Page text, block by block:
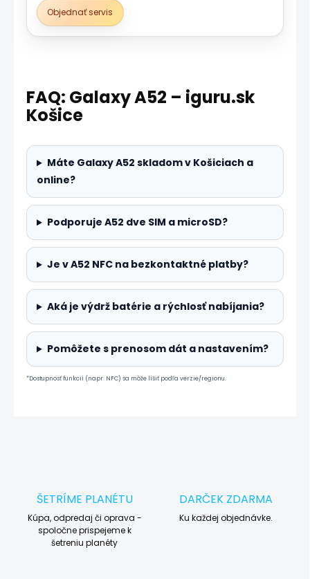
Objednať servis
FAQ: Galaxy A52 – iguru.sk
Košice
Máte Galaxy A52 skladom v Košiciach a
online?
Podporuje A52 dve SIM a microSD?
Je v A52 NFC na bezkontaktné platby?
Aká je výdrž batérie a rýchlosť nabíjania?
Pomôžete s prenosom dát a nastavením?
*Dostupnosť funkcií (napr. NFC) sa môže líšiť podľa verzie/regionu.
ŠETRÍME PLANÉTU
Kúpa, odpredaj či oprava -
spoločne prispejeme k
šetreniu planéty
DARČEK ZDARMA
Ku každej objednávke.